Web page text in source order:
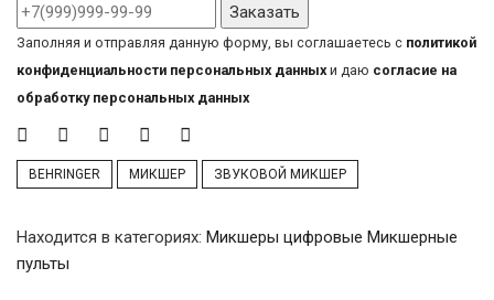
Заказать
Заполняя и отправляя данную форму, вы соглашаетесь с политикой
конфиденциальности персональных данных и даю согласие на
обработку персональных данных
BEHRINGER МИКШЕР ЗВУКОВОЙ МИКШЕР
Находится в категориях: Микшеры цифровые Микшерные
пульты